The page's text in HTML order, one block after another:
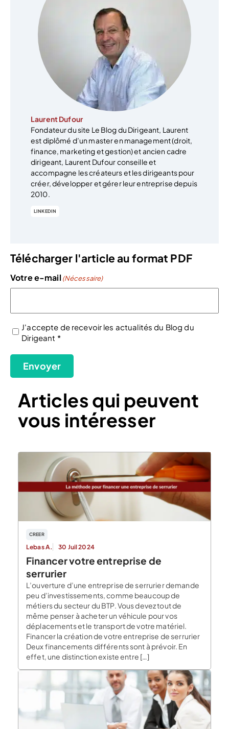
Laurent Dufour
Fondateur du site Le Blog du Dirigeant, Laurent
est diplômé d’un master en management (droit,
finance, marketing et gestion) et ancien cadre
dirigeant, Laurent Dufour conseille et
accompagne les créateurs et les dirigeants pour
créer, développer et gérer leur entreprise depuis
2010.
LINKEDIN
Télécharger l'article au format PDF
Votre e-mail (Nécessaire)
(Nécessaire)
J'accepte de recevoir les actualités du Blog du
Dirigeant *
Envoyer
Articles qui peuvent
vous intéresser
CREER
Lebas A. 30 Juil 2024
Financer votre entreprise de
serrurier
L’ouverture d’une entreprise de serrurier demande
peu d’investissements, comme beaucoup de
métiers du secteur du BTP. Vous devez tout de
même penser à acheter un véhicule pour vos
déplacements et le transport de votre matériel.
Financer la création de votre entreprise de serrurier
Deux financements différents sont à prévoir. En
effet, une distinction existe entre […]